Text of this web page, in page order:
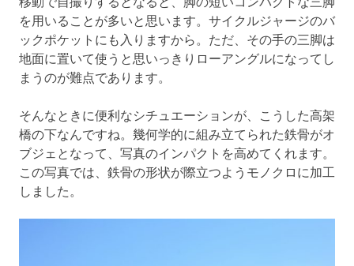
を用いることが多いと思います。サイクルジャージのバ
ックポケットにも入りますから。ただ、その手の三脚は
地面に置いて使うと思いっきりローアングルになってし
まうのが難点であります。
そんなときに便利なシチュエーションが、こうした高架
橋の下なんですね。幾何学的に組み立てられた鉄骨がオ
ブジェとなって、写真のインパクトを高めてくれます。
この写真では、鉄骨の形状が際立つようモノクロに加工
しました。